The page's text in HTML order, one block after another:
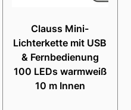
Clauss Mini-
Lichterkette mit USB
& Fernbedienung
100 LEDs warmweiß
10 m Innen